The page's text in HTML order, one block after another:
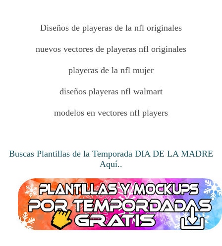
Diseños de playeras de la nfl originales
nuevos vectores de playeras nfl originales
playeras de la nfl mujer
diseños playeras nfl walmart
modelos en vectores nfl players
Buscas Plantillas de la Temporada DIA DE LA MADRE
Aquí..